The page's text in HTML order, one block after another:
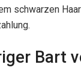
schwarzen
Bart